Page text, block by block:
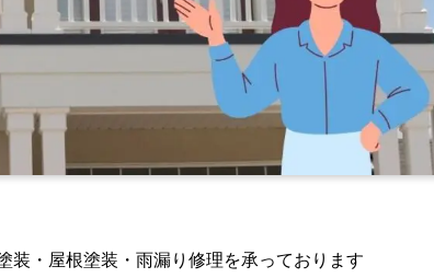
装・屋根塗装・雨漏り修理を承っております